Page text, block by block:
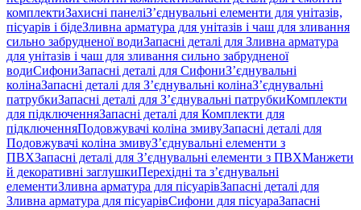
комплектиЗахисні панеліЗ’єднувальні елементи для унітазів,
пісуарів і бідеЗливна арматура для унітазів і чаш для зливання
сильно забрудненої водиЗапасні деталі для Зливна арматура
для унітазів і чаш для зливання сильно забрудненої
водиСифониЗапасні деталі для СифониЗ’єднувальні
колінаЗапасні деталі для З’єднувальні колінаЗ’єднувальні
патрубкиЗапасні деталі для З’єднувальні патрубкиКомплекти
для підключенняЗапасні деталі для Комплекти для
підключенняПодовжувачі коліна змивуЗапасні деталі для
Подовжувачі коліна змивуЗ’єднувальні елементи з
ПВХЗапасні деталі для З’єднувальні елементи з ПВХМанжети
й декоративні заглушкиПерехідні та з’єднувальні
елементиЗливна арматура для пісуарівЗапасні деталі для
Зливна арматура для пісуарівСифони для пісуараЗапасні